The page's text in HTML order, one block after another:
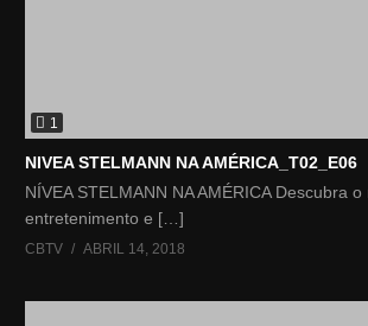
1
NIVEA STELMANN NA AMÉRICA_T02_E06
NÍVEA STELMANN NA AMÉRICA Descubra
entretenimento e […]
CBTV ABRIL 14, 2018